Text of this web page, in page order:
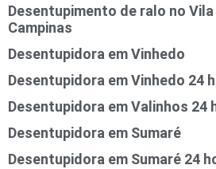
Desentupimento de ralo no
Campinas
Desentupidora em Vinhedo
Desentupidora em Vinhedo 24
Desentupidora em Valinhos 24
Desentupidora em Sumaré
Desentupidora em Sumaré 24